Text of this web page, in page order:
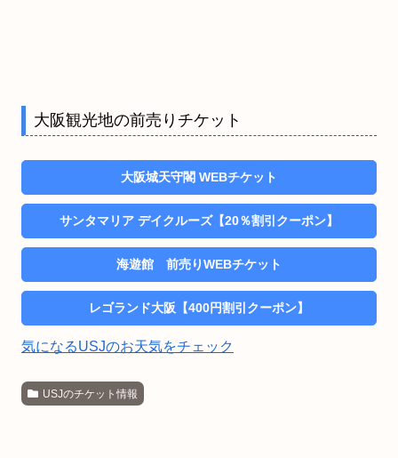
大阪観光地の前売りチケット
大阪城天守閣 WEBチケット
サンタマリア デイクルーズ【20％割引クーポン】
海遊館 前売りWEBチケット
レゴランド大阪【400円割引クーポン】
気になるUSJのお天気をチェック
USJのチケット情報